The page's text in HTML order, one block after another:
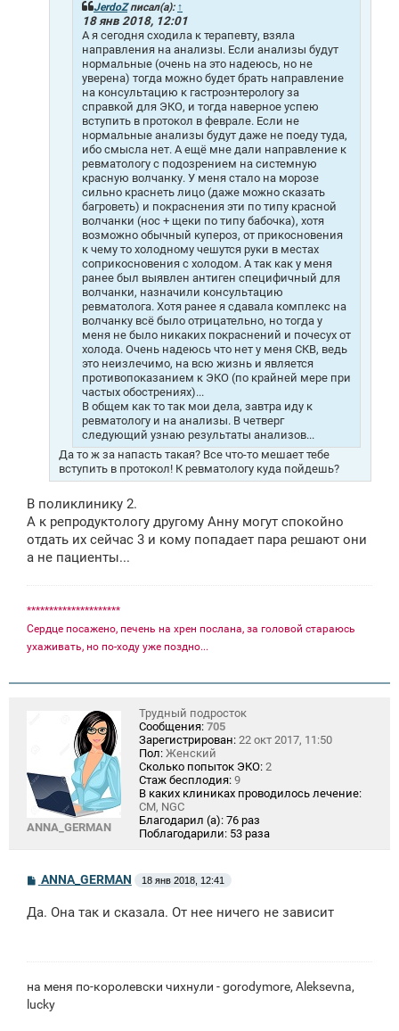
JerdoZписал(а): ↑
18 янв 2018, 12:01
А я сегодня сходила к терапевту, взяла
направления на анализы. Если анализы будут
нормальные (очень на это надеюсь, но не
уверена) тогда можно будет брать направление
на консультацию к гастроэнтерологу за
справкой для ЭКО, и тогда наверное успею
вступить в протокол в феврале. Если не
нормальные анализы будут даже не поеду туда,
ибо смысла нет. А ещё мне дали направление к
ревматологу с подозрением на системную
красную волчанку. У меня стало на морозе
сильно краснеть лицо (даже можно сказать
багроветь) и покраснения эти по типу красной
волчанки (нос + щеки по типу бабочка), хотя
возможно обычный купероз, от прикосновения
к чему то холодному чешутся руки в местах
соприкосновения с холодом. А так как у меня
ранее был выявлен антиген специфичный для
волчанки, назначили консультацию
ревматолога. Хотя ранее я сдавала комплекс на
волчанку всё было отрицательно, но тогда у
меня не было никаких покраснений и почесух от
холода. Очень надеюсь что нет у меня СКВ, ведь
это неизлечимо, на всю жизнь и является
противопоказанием к ЭКО (по крайней мере при
частых обострениях)...
В общем как то так мои дела, завтра иду к
ревматологу и на анализы. В четверг
следующий узнаю результаты анализов...
Да то ж за напасть такая? Все что-то мешает тебе
вступить в протокол! К ревматологу куда пойдешь?
В поликлинику 2.
А к репродуктологу другому Анну могут спокойно
отдать их сейчас 3 и кому попадает пара решают они
а не пациенты...
*********************
Сердце посажено, печень на хрен послана, за головой стараюсь
ухаживать, но по-ходу уже поздно...
ANNA_GERMAN
Трудный подросток
Сообщения: 705
Зарегистрирован: 22 окт 2017, 11:50
Пол: Женский
Сколько попыток ЭКО: 2
Стаж бесплодия: 9
В каких клиниках проводилось лечение:
СМ, NGC
Благодарил (а): 76 раз
Поблагодарили: 53 раза
С
б
ANNA_GERMAN 18 янв 2018, 12:41
Да. Она так и сказала. От нее ничего не зависит
на меня по-королевски чихнули - gorodymore, Aleksevna,
lucky